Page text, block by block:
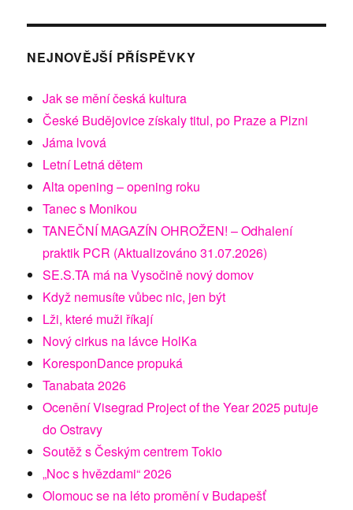
NEJNOVĚJŠÍ PŘÍSPĚVKY
Jak se mění česká kultura
České Budějovice získaly titul, po Praze a Plzni
Jáma lvová
Letní Letná dětem
Alta opening – opening roku
Tanec s Monikou
TANEČNÍ MAGAZÍN OHROŽEN! – Odhalení
praktik PCR (Aktualizováno 31.07.2026)
SE.S.TA má na Vysočině nový domov
Když nemusíte vůbec nic, jen být
Lži, které muži říkají
Nový cirkus na lávce HolKa
KoresponDance propuká
Tanabata 2026
Ocenění Visegrad Project of the Year 2025 putuje
do Ostravy
Soutěž s Českým centrem Tokio
„Noc s hvězdami“ 2026
Olomouc se na léto promění v Budapešť